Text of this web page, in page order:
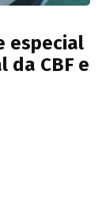
especial
da CBF e